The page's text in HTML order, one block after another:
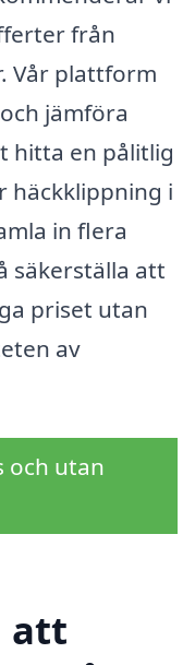
från
Vår plattform
jämföra
hitta en pålitlig
häckklippning i
in flera
säkerställa att
priset utan
av
och utan
att